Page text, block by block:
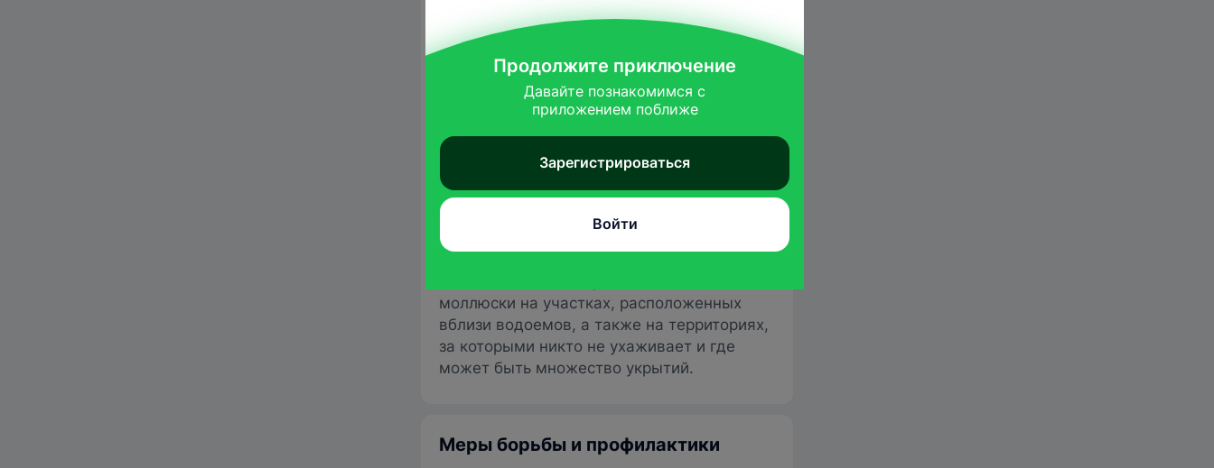
сумеркам.
моллюски на участках, расположенных
вблизи водоемов, а также на территориях,
за которыми никто не ухаживает и где
может быть множество укрытий.
Меры борьбы и профилактики
Продолжите приключение
Давайте познакомимся с
приложением поближе
Зарегистрироваться
Войти